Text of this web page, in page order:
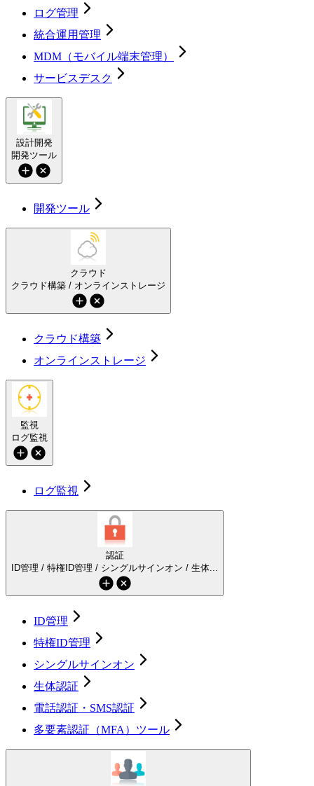
ログ管理
統合運用管理
MDM（モバイル端末管理）
サービスデスク
設計開発
開発ツール
開発ツール
クラウド
クラウド構築 / オンラインストレージ
クラウド構築
オンラインストレージ
監視
ログ監視
ログ監視
認証
ID管理 / 特権ID管理 / シングルサインオン / 生体...
ID管理
特権ID管理
シングルサインオン
生体認証
電話認証・SMS認証
多要素認証（MFA）ツール